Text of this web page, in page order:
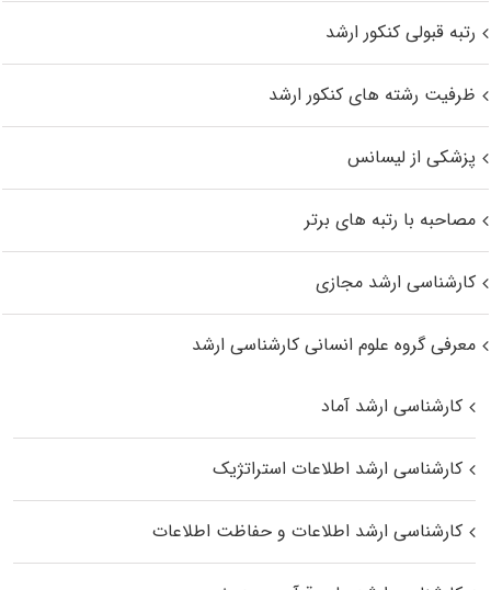
رتبه قبولی کنکور ارشد
ظرفیت رشته های کنکور ارشد
پزشکی از لیسانس
مصاحبه با رتبه های برتر
کارشناسی ارشد مجازی
معرفی گروه علوم انسانی کارشناسی ارشد
کارشناسی ارشد آماد
کارشناسی ارشد اطلاعات استراتژیک
کارشناسی ارشد اطلاعات و حفاظت اطلاعات